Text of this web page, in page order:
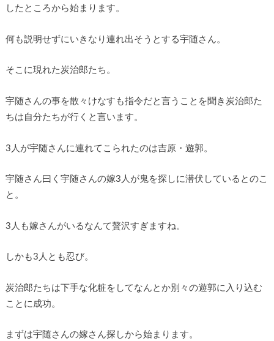
したところから始まります。
何も説明せずにいきなり連れ出そうとする宇随さん。
そこに現れた炭治郎たち。
宇随さんの事を散々けなすも指令だと言うことを聞き炭治郎た
ちは自分たちが行くと言います。
3人が宇随さんに連れてこられたのは吉原・遊郭。
宇随さん曰く宇随さんの嫁3人が鬼を探しに潜伏しているとのこ
と。
3人も嫁さんがいるなんて贅沢すぎますね。
しかも3人とも忍び。
炭治郎たちは下手な化粧をしてなんとか別々の遊郭に入り込む
ことに成功。
まずは宇随さんの嫁さん探しから始まります。